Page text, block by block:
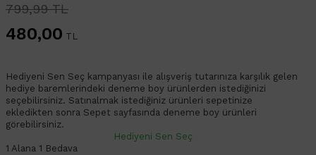
799,99 TL
480,00 TL
Hediyeni Sen Seç kampanyası ile alışveriş tutarınıza karşılık gelen
hediye baremlerindeki deneme boy ürünlerden istediğinizi
seçebilirsiniz. Satınalmak istediğiniz ürünleri sepetinize
ekledikten sonra Sepet sayfasında deneme boy ürünleri
görebilirsiniz.
Hediyeni Sen Seç
1 Alana 1 Bedava